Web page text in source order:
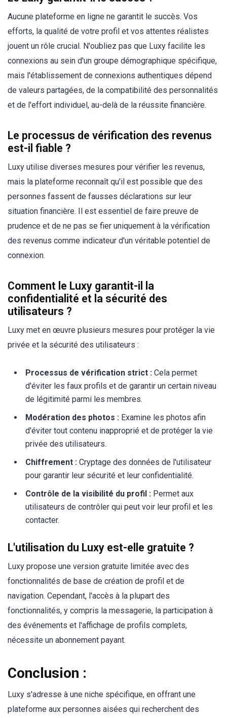
Aucune plateforme en ligne ne garantit le succès. Vos
efforts, la qualité de votre profil et vos attentes réalistes
jouent un rôle crucial. N'oubliez pas que Luxy facilite les
connexions au sein d'un groupe démographique spécifique,
mais l'établissement de connexions authentiques dépend
de valeurs partagées, de la compatibilité des personnalités
et de l'effort individuel, au-delà de la réussite financière.
Le processus de vérification des revenus
est-il fiable ?
Luxy utilise diverses mesures pour vérifier les revenus,
mais la plateforme reconnaît qu'il est possible que des
personnes fassent de fausses déclarations sur leur
situation financière. Il est essentiel de faire preuve de
prudence et de ne pas se fier uniquement à la vérification
des revenus comme indicateur d'un véritable potentiel de
connexion.
Comment le Luxy garantit-il la
confidentialité et la sécurité des
utilisateurs ?
Luxy met en œuvre plusieurs mesures pour protéger la vie
privée et la sécurité des utilisateurs :
Processus de vérification strict : Cela permet
d'éviter les faux profils et de garantir un certain niveau
de légitimité parmi les membres.
Modération des photos : Examine les photos afin
d'éviter tout contenu inapproprié et de protéger la vie
privée des utilisateurs.
Chiffrement : Cryptage des données de l'utilisateur
pour garantir leur sécurité et leur confidentialité.
Contrôle de la visibilité du profil : Permet aux
utilisateurs de contrôler qui peut voir leur profil et les
contacter.
L'utilisation du Luxy est-elle gratuite ?
Luxy propose une version gratuite limitée avec des
fonctionnalités de base de création de profil et de
navigation. Cependant, l'accès à la plupart des
fonctionnalités, y compris la messagerie, la participation à
des événements et l'affichage de profils complets,
nécessite un abonnement payant.
Conclusion :
Luxy s'adresse à une niche spécifique, en offrant une
plateforme aux personnes aisées qui recherchent des